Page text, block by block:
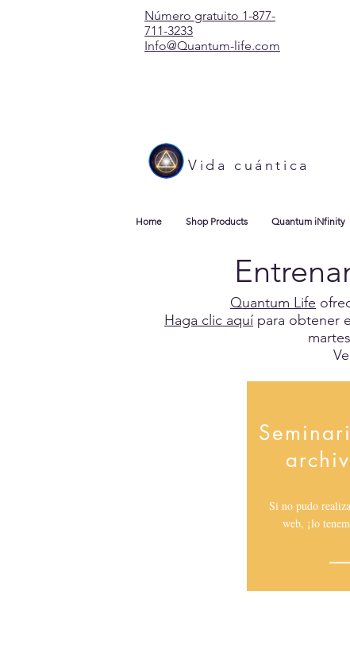
Número gratuito 1-877-
711-3233
Info@Quantum-life.com
Vida cuántica
Home Shop Products Quantum iNfinity
Quantum Life
Haga clic aquípara obtener
Si no pudo
web, ¡lo